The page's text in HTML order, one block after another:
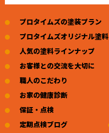
プロタイムズの塗装プラン
プロタイムズオリジナル塗料
人気の塗料ラインナップ
お客様との交流を大切に
職人のこだわり
お家の健康診断
保証・点検
定期点検ブログ